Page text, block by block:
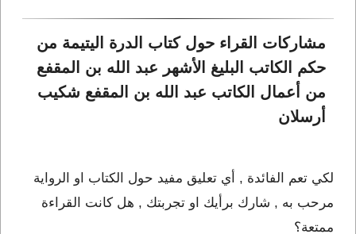
مشاركات القراء حول كتاب الدرة اليتيمة من
حكم الكاتب البليغ الأشهر عبد الله بن المقفع
من أعمال الكاتب عبد الله بن المقفع شكيب
أرسلان
لكي تعم الفائدة , أي تعليق مفيد حول الكتاب او الرواية
مرحب به , شارك برأيك او تجربتك , هل كانت القراءة
ممتعة؟